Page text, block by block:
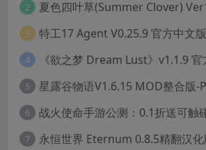
2
3
4
5
6
7